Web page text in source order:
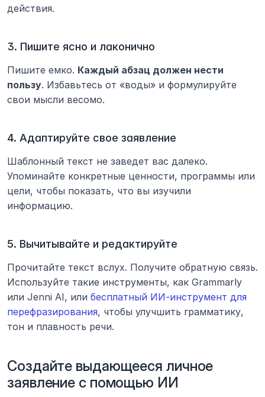
действия.
3. Пишите ясно и лаконично
Пишите емко. Каждый абзац должен нести
пользу. Избавьтесь от «воды» и формулируйте
свои мысли весомо.
4. Адаптируйте свое заявление
Шаблонный текст не заведет вас далеко.
Упоминайте конкретные ценности, программы или
цели, чтобы показать, что вы изучили
информацию.
5. Вычитывайте и редактируйте
Прочитайте текст вслух. Получите обратную связь.
Используйте такие инструменты, как Grammarly
или Jenni AI, или бесплатный ИИ-инструмент для
перефразирования, чтобы улучшить грамматику,
тон и плавность речи.
Создайте выдающееся личное
заявление с помощью ИИ